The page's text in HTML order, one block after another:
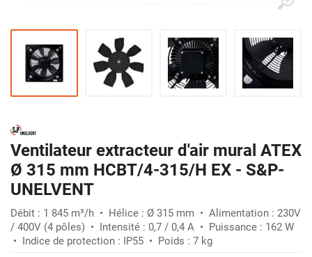
Ventilateur extracteur d'air mural ATEX
Ø 315 mm HCBT/4-315/H EX - S&P-
UNELVENT
Débit : 1 845 m³/h • Hélice : Ø 315 mm • Alimentation : 230V
/ 400V (4 pôles) • Intensité : 0,7 / 0,4 A • Puissance : 162 W
• Indice de protection : IP55 • Poids : 7 kg